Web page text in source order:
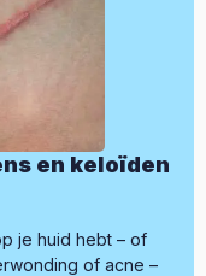
en keloïden
je huid hebt – of
of acne –